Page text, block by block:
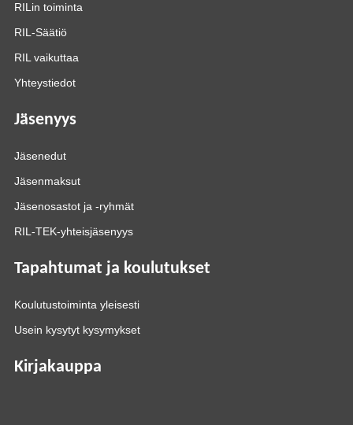
RILin toiminta
RIL-Säätiö
RIL vaikuttaa
Yhteystiedot
Jäsenyys
Jäsenedut
Jäsenmaksut
Jäsenosastot ja -ryhmät
RIL-TEK-yhteisjäsenyys
Tapahtumat ja koulutukset
Koulutustoiminta yleisesti
Usein kysytyt kysymykset
Kirjakauppa